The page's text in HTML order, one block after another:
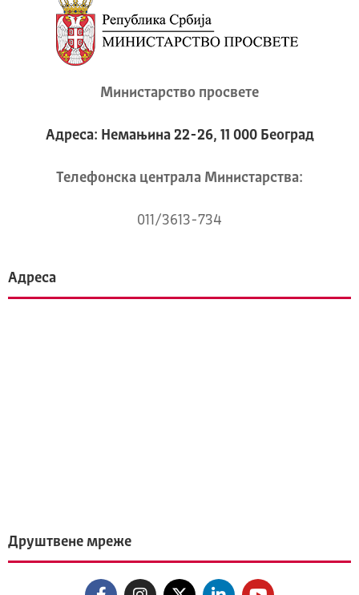
Министарство просвете
Адреса: Немањина 22-26, 11 000 Београд
Телeфонска централа Mинистарства:
011/3613-734
Адреса
Друштвене мреже